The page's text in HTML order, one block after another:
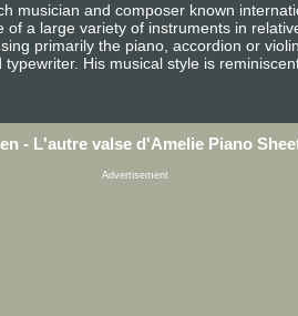
musician and composer known
a large variety of instruments in
primarily the piano, accordion or
His musical style is
- L'autre valse d'Amelie Piano
Advertisement